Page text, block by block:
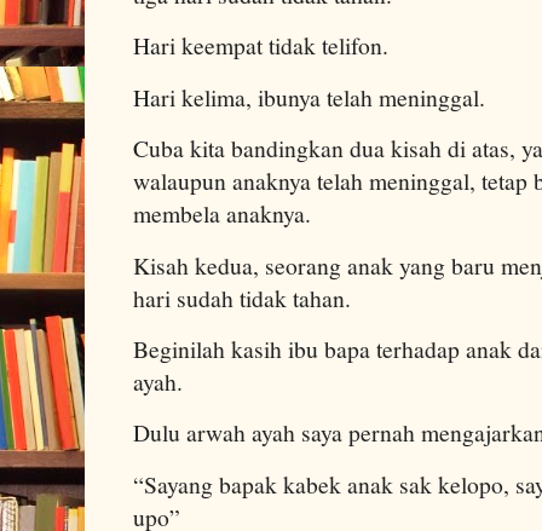
Hari keempat tidak telifon.
Hari kelima, ibunya telah meninggal.
Cuba kita bandingkan dua kisah di atas,
walaupun anaknya telah meninggal, tetap
membela anaknya.
Kisah kedua, seorang anak yang baru
hari sudah tidak tahan.
Beginilah kasih ibu bapa terhadap anak
ayah.
Dulu arwah ayah saya pernah
“Sayang bapak kabek anak sak kelopo,
upo”